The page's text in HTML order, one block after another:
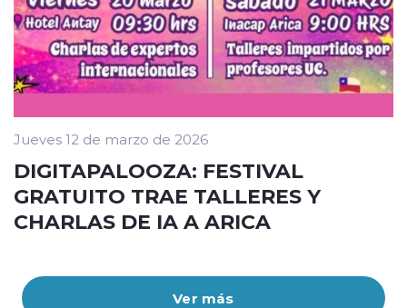
Ver más
Jueves 12 de marzo de 2026
DIGITAPALOOZA: FESTIVAL
GRATUITO TRAE TALLERES Y
CHARLAS DE IA A ARICA